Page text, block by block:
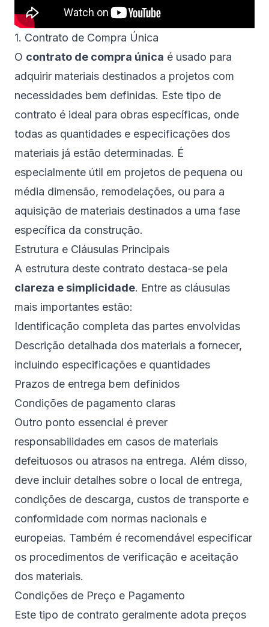
1. Contrato de Compra Única
O contrato de compra única é usado para
adquirir materiais destinados a projetos com
necessidades bem definidas. Este tipo de
contrato é ideal para obras específicas, onde
todas as quantidades e especificações dos
materiais já estão determinadas. É
especialmente útil em projetos de pequena ou
média dimensão, remodelações, ou para a
aquisição de materiais destinados a uma fase
específica da construção.
Estrutura e Cláusulas Principais
A estrutura deste contrato destaca-se pela
clareza e simplicidade. Entre as cláusulas
mais importantes estão:
Identificação completa das partes envolvidas
Descrição detalhada dos materiais a fornecer,
incluindo especificações e quantidades
Prazos de entrega bem definidos
Condições de pagamento claras
Outro ponto essencial é prever
responsabilidades em casos de materiais
defeituosos ou atrasos na entrega. Além disso,
deve incluir detalhes sobre o local de entrega,
condições de descarga, custos de transporte e
conformidade com normas nacionais e
europeias. Também é recomendável especificar
os procedimentos de verificação e aceitação
dos materiais.
Condições de Preço e Pagamento
Este tipo de contrato geralmente adota preços